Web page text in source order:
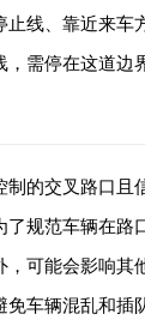
线、靠近来车
需停在这道边
的交叉路口且
规范车辆在路
可能会影响其
车辆混乱和插